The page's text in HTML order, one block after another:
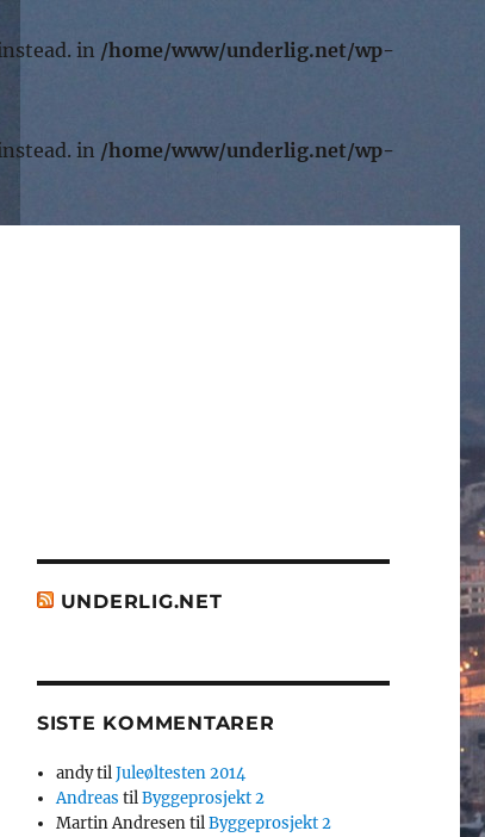
in /home/www/underlig.net/wp-
in /home/www/underlig.net/wp-
UNDERLIG.NET
SISTE KOMMENTARER
andytilJuleøltesten 2014
Andreas tilByggeprosjekt 2
Martin AndresentilByggeprosjekt 2